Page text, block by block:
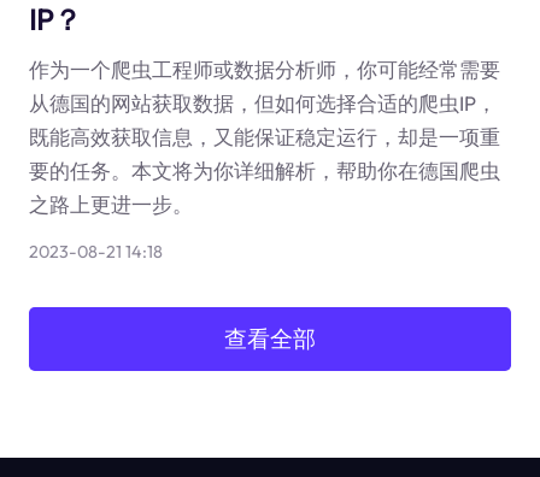
IP？
作为一个爬虫工程师或数据分析师，你可能经常需要
从德国的网站获取数据，但如何选择合适的爬虫IP，
既能高效获取信息，又能保证稳定运行，却是一项重
要的任务。本文将为你详细解析，帮助你在德国爬虫
之路上更进一步。
2023-08-21 14:18
查看全部